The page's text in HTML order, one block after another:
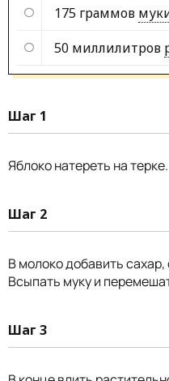
175 граммов
50 миллилитров
Шаг 1
Яблоко натереть на терке.
Шаг 2
В молоко добавить
Всыпать муку и
Шаг 3